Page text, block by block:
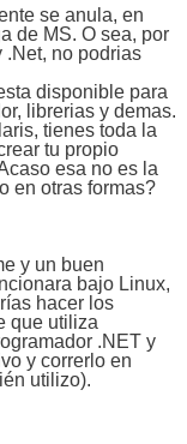
se anula, en
de MS. O sea, por
.Net, no podrias
disponible para
librerias y demas.
tienes toda la
tu propio
esa no es la
en otras formas?
y un buen
bajo Linux,
hacer los
que utiliza
.NET y
y correrlo en
utilizo).